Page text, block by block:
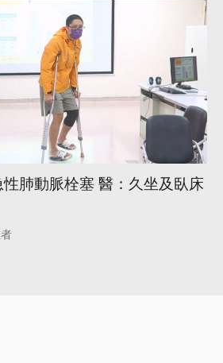
肺動脈栓塞 醫：久坐及臥床